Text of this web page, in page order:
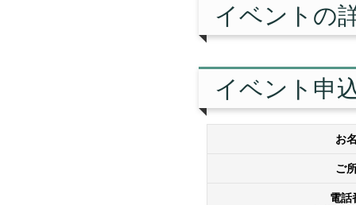
イベントの
イベント申
お
ご
電話